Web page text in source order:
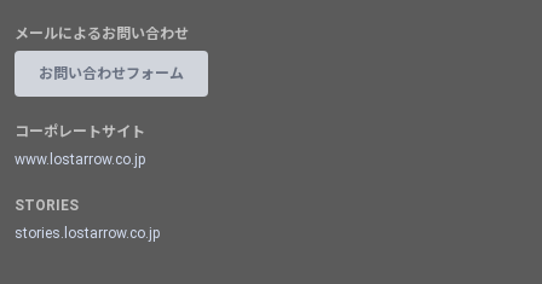
メールによるお問い合わせ
お問い合わせフォーム
コーポレートサイト
www.lostarrow.co.jp
STORIES
stories.lostarrow.co.jp